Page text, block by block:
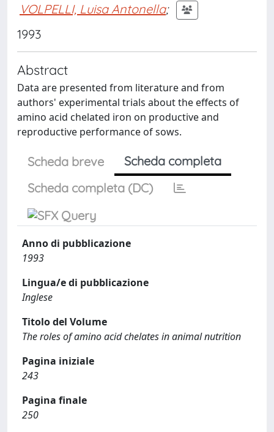
VOLPELLI, Luisa Antonella;
1993
Abstract
Data are presented from literature and from
authors' experimental trials about the effects of
amino acid chelated iron on productive and
reproductive performance of sows.
Scheda breve
Scheda completa
Scheda completa (DC)
Anno di pubblicazione
1993
Lingua/e di pubblicazione
Inglese
Titolo del Volume
The roles of amino acid chelates in animal nutrition
Pagina iniziale
243
Pagina finale
250